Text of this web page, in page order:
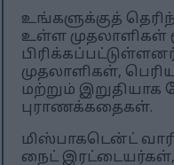
உங்களுக்குத்
உள்ள முதலாளிகள்
முதலாளிகள்,
மற்றும்
புராணக்கதைகள்.
மிஸ்பாகடென்ட்
நைட் இரட்டையர்கள்,